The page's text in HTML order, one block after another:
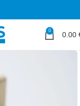
0 0.00